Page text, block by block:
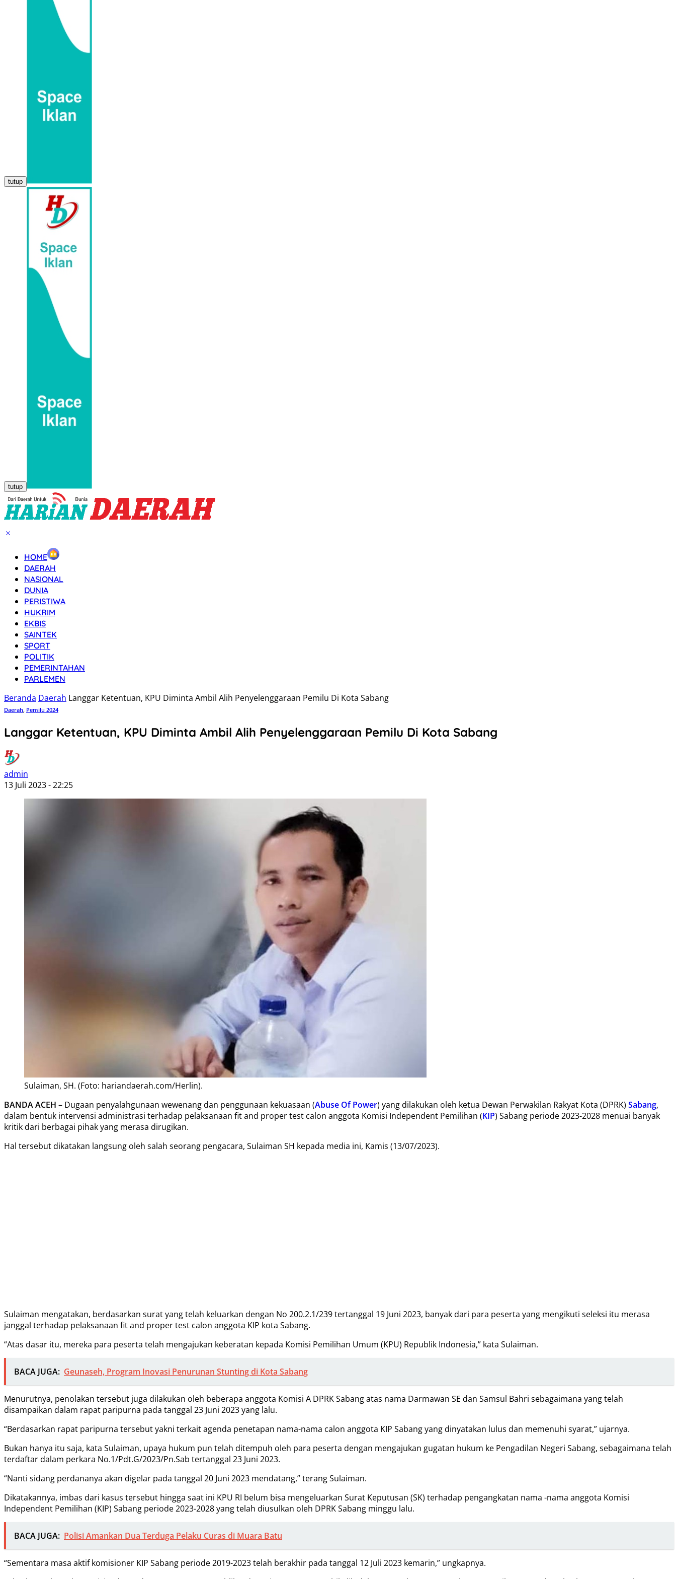
tutup
tutup
HOME
DAERAH
NASIONAL
DUNIA
PERISTIWA
HUKRIM
EKBIS
SAINTEK
SPORT
POLITIK
PEMERINTAHAN
PARLEMEN
Beranda Daerah Langgar Ketentuan, KPU Diminta Ambil Alih Penyelenggaraan Pemilu Di Kota Sabang
Daerah, Pemilu 2024
Langgar Ketentuan, KPU Diminta Ambil Alih Penyelenggaraan Pemilu Di Kota Sabang
admin
13 Juli 2023 - 22:25
Sulaiman, SH. (Foto: hariandaerah.com/Herlin).
BANDA ACEH – Dugaan penyalahgunaan wewenang dan penggunaan kekuasaan (Abuse Of Power) yang dilakukan oleh ketua Dewan Perwakilan Rakyat Kota (DPRK) Sabang,
dalam bentuk intervensi administrasi terhadap pelaksanaan fit and proper test calon anggota Komisi Independent Pemilihan (KIP) Sabang periode 2023-2028 menuai banyak
kritik dari berbagai pihak yang merasa dirugikan.
Hal tersebut dikatakan langsung oleh salah seorang pengacara, Sulaiman SH kepada media ini, Kamis (13/07/2023).
Sulaiman mengatakan, berdasarkan surat yang telah keluarkan dengan No 200.2.1/239 tertanggal 19 Juni 2023, banyak dari para peserta yang mengikuti seleksi itu merasa
janggal terhadap pelaksanaan fit and proper test calon anggota KIP kota Sabang.
“Atas dasar itu, mereka para peserta telah mengajukan keberatan kepada Komisi Pemilihan Umum (KPU) Republik Indonesia,” kata Sulaiman.
BACA JUGA: Geunaseh, Program Inovasi Penurunan Stunting di Kota Sabang
Menurutnya, penolakan tersebut juga dilakukan oleh beberapa anggota Komisi A DPRK Sabang atas nama Darmawan SE dan Samsul Bahri sebagaimana yang telah
disampaikan dalam rapat paripurna pada tanggal 23 Juni 2023 yang lalu.
“Berdasarkan rapat paripurna tersebut yakni terkait agenda penetapan nama-nama calon anggota KIP Sabang yang dinyatakan lulus dan memenuhi syarat,” ujarnya.
Bukan hanya itu saja, kata Sulaiman, upaya hukum pun telah ditempuh oleh para peserta dengan mengajukan gugatan hukum ke Pengadilan Negeri Sabang, sebagaimana telah
terdaftar dalam perkara No.1/Pdt.G/2023/Pn.Sab tertanggal 23 Juni 2023.
“Nanti sidang perdananya akan digelar pada tanggal 20 Juni 2023 mendatang,” terang Sulaiman.
Dikatakannya, imbas dari kasus tersebut hingga saat ini KPU RI belum bisa mengeluarkan Surat Keputusan (SK) terhadap pengangkatan nama -nama anggota Komisi
Independent Pemilihan (KIP) Sabang periode 2023-2028 yang telah diusulkan oleh DPRK Sabang minggu lalu.
BACA JUGA: Polisi Amankan Dua Terduga Pelaku Curas di Muara Batu
“Sementara masa aktif komisioner KIP Sabang periode 2019-2023 telah berakhir pada tanggal 12 Juli 2023 kemarin,” ungkapnya.